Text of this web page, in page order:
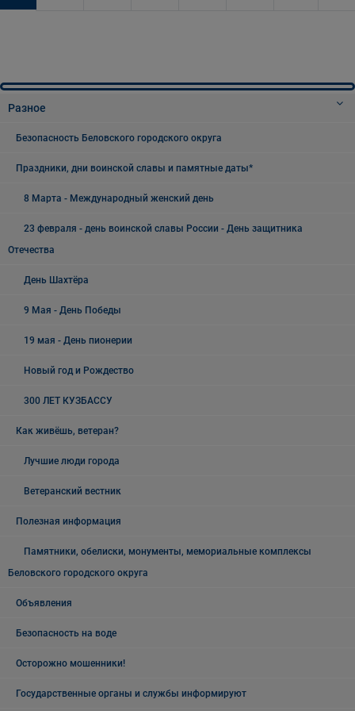
Разное
Безопасность Беловского городского округа
Праздники, дни воинской славы и памятные даты*
8 Марта - Международный женский день
23 февраля - день воинской славы России - День защитника
Отечества
День Шахтёра
9 Мая - День Победы
19 мая - День пионерии
Новый год и Рождество
300 ЛЕТ КУЗБАССУ
Как живёшь, ветеран?
Лучшие люди города
Ветеранский вестник
Полезная информация
Памятники, обелиски, монументы, мемориальные комплексы
Беловского городского округа
Объявления
Безопасность на воде
Осторожно мошенники!
Государственные органы и службы информируют